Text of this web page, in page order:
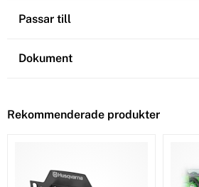
Passar till
Dokument
Rekommenderade produkter